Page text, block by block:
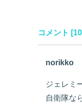
コメント
norikko
ジェレミ
自衛隊な